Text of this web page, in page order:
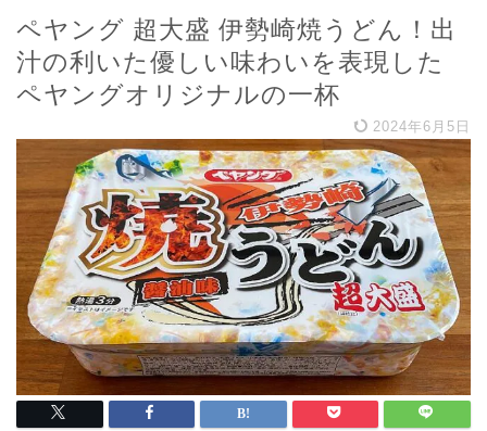
ペヤング 超大盛 伊勢崎焼うどん！出
汁の利いた優しい味わいを表現した
ペヤングオリジナルの一杯
2024年6月5日